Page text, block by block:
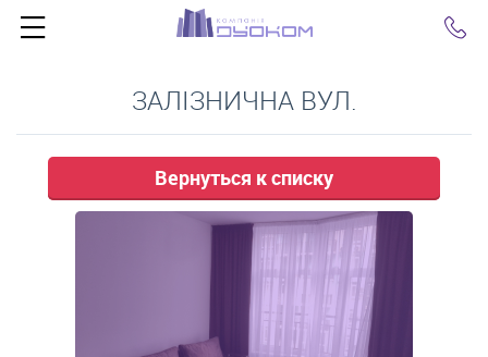
ЗАЛІЗНИЧНА ВУЛ.
Вернуться к списку